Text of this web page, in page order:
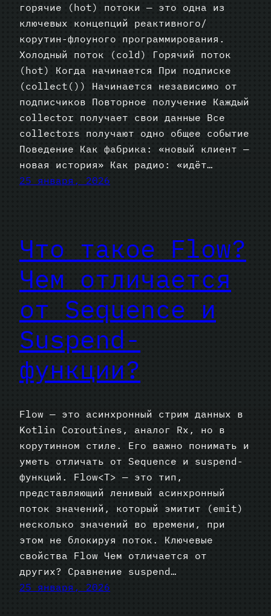
горячие (hot) потоки — это одна из
ключевых концепций реактивного/
корутин-флоуного программирования.
Холодный поток (cold) Горячий поток
(hot) Когда начинается При подписке
(collect()) Начинается независимо от
подписчиков Повторное получение Каждый
collector получает свои данные Все
collectors получают одно общее событие
Поведение Как фабрика: «новый клиент —
новая история» Как радио: «идёт…
25 января, 2026
Что такое Flow?
Чем отличается
от Sequence и
Suspend-
функции?
Flow — это асинхронный стрим данных в
Kotlin Coroutines, аналог Rx, но в
корутинном стиле. Его важно понимать и
уметь отличать от Sequence и suspend-
функций. Flow<T> — это тип,
представляющий ленивый асинхронный
поток значений, который эмитит (emit)
несколько значений во времени, при
этом не блокируя поток. Ключевые
свойства Flow Чем отличается от
других? Сравнение suspend…
25 января, 2026